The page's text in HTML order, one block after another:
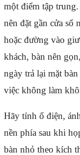
một điểm tập
nên đặt gần cửa sổ
hoặc đường vào
khách, bàn nên
ngày trả lại mặt
việc không làm
Hãy tính ổ điện,
nền phía sau khi
bàn nhỏ theo kích